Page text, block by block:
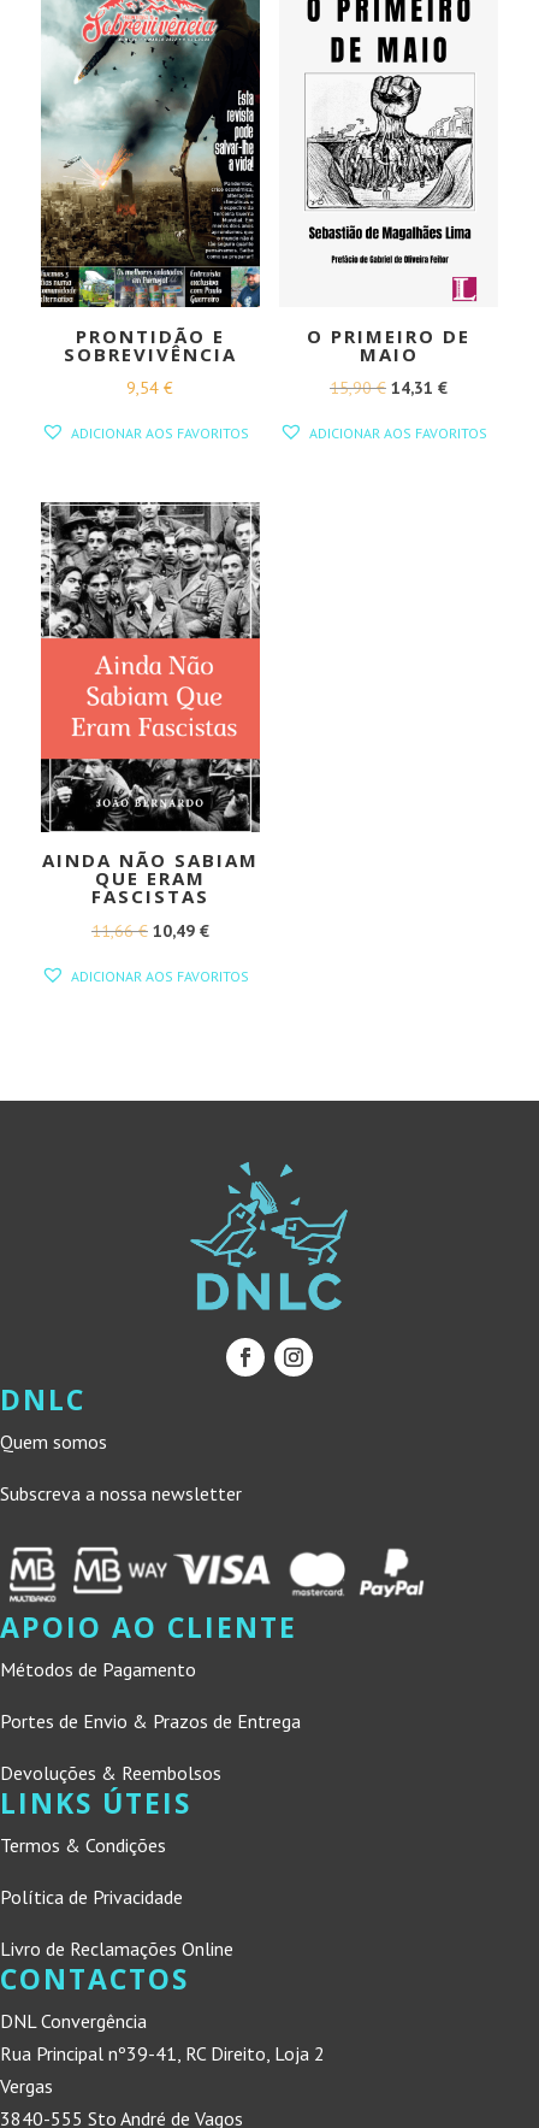
PRONTIDÃO E
SOBREVIVÊNCIA
9,54€
ADICIONAR AOS FAVORITOS
O PRIMEIRO DE
MAIO
15,90€ O
14,31 €O
ADICIONAR AOS FAVORITOS
AINDA NÃO SABIAM
QUE ERAM
FASCISTAS
11,66€ O
10,49 €O
ADICIONAR AOS FAVORITOS
DNLC
Quem somos
Subscreva a nossa newsletter
APOIO AO CLIENTE
Métodos de Pagamento
Portes de Envio & Prazos de Entrega
Devoluções & Reembolsos
LINKS ÚTEIS
Termos & Condições
Política de Privacidade
Livro de Reclamações Online
CONTACTOS
DNL Convergência
Rua Principal nº39-41, RC Direito, Loja 2
Vergas
3840-555 Sto André de Vagos